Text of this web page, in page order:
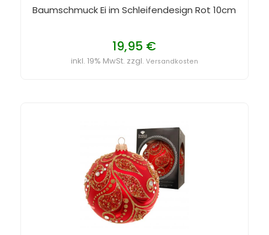
Baumschmuck Ei im Schleifendesign Rot 10cm
19,95 €
inkl. 19% MwSt. zzgl. Versandkosten